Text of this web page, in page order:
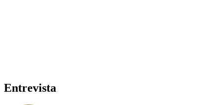
Entrevista